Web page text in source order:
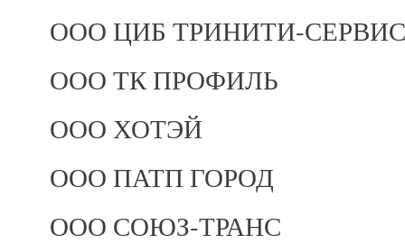
ООО ЦИБ ТРИНИТИ-СЕРВИС
ООО ТК ПРОФИЛЬ
ООО ХОТЭЙ
ООО ПАТП ГОРОД
ООО СОЮЗ-ТРАНС